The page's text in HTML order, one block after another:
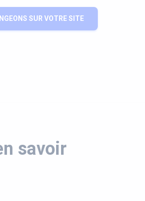
SUR VOTRE SITE
savoir